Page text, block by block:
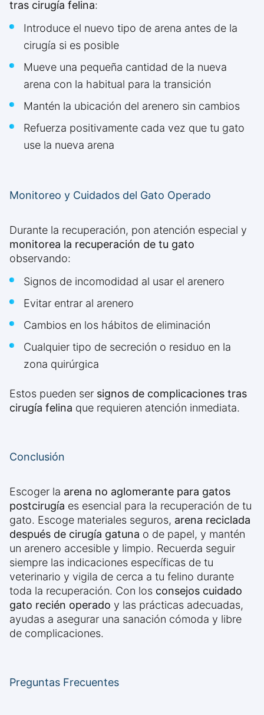
tras cirugía felina:
Introduce el nuevo tipo de arena antes de la
cirugía si es posible
Mueve una pequeña cantidad de la nueva
arena con la habitual para la transición
Mantén la ubicación del arenero sin cambios
Refuerza positivamente cada vez que tu gato
use la nueva arena
Monitoreo y Cuidados del Gato Operado
Durante la recuperación, pon atención especial y
monitorea la recuperación de tu gato
observando:
Signos de incomodidad al usar el arenero
Evitar entrar al arenero
Cambios en los hábitos de eliminación
Cualquier tipo de secreción o residuo en la
zona quirúrgica
Estos pueden ser signos de complicaciones tras
cirugía felina que requieren atención inmediata.
Conclusión
Escoger la arena no aglomerante para gatos
postcirugía es esencial para la recuperación de tu
gato. Escoge materiales seguros, arena reciclada
después de cirugía gatuna o de papel, y mantén
un arenero accesible y limpio. Recuerda seguir
siempre las indicaciones específicas de tu
veterinario y vigila de cerca a tu felino durante
toda la recuperación. Con los consejos cuidado
gato recién operado y las prácticas adecuadas,
ayudas a asegurar una sanación cómoda y libre
de complicaciones.
Preguntas Frecuentes